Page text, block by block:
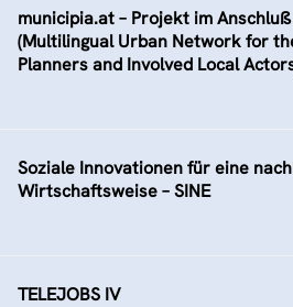
municipia.at – Projekt im Anschluß
(Multilingual Urban Network for
Planners and Involved Local
Soziale Innovationen für eine
Wirtschaftsweise – SINE
TELEJOBS IV